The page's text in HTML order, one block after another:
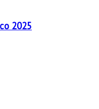
2025